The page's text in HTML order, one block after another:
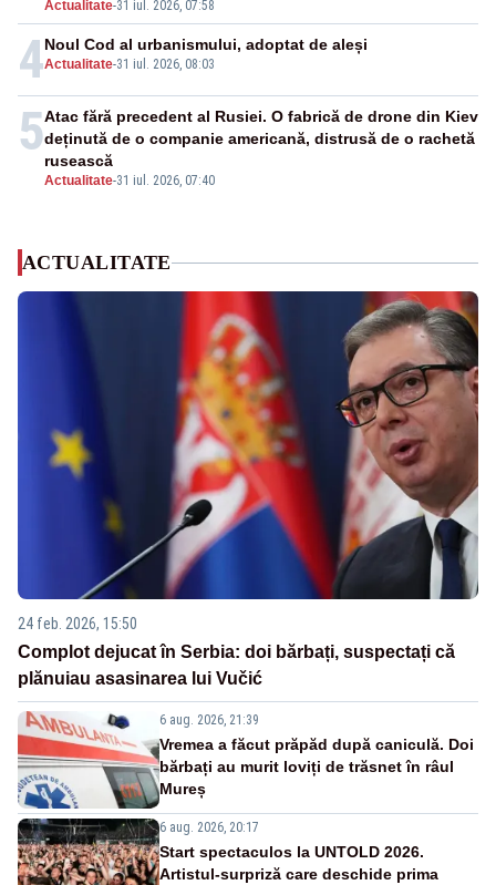
Actualitate-31 iul. 2026, 07:58
4Actualitate-31 iul. 2026, 08:03
Noul Cod al urbanismului, adoptat de aleși
5
Actualitate-31 iul. 2026, 07:40
Atac fără precedent al Rusiei. O fabrică de drone din Kiev
deținută de o companie americană, distrusă de o rachetă
rusească
ACTUALITATE
24 feb. 2026, 15:50
Complot dejucat în Serbia: doi bărbați, suspectați că
plănuiau asasinarea lui Vučić
6 aug. 2026, 21:39
Vremea a făcut prăpăd după caniculă. Doi
bărbați au murit loviți de trăsnet în râul
Mureș
6 aug. 2026, 20:17
Start spectaculos la UNTOLD 2026.
Artistul-surpriză care deschide prima